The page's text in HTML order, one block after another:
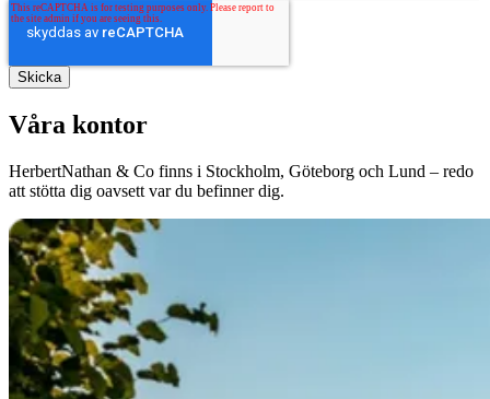
Våra kontor
HerbertNathan & Co finns i Stockholm, Göteborg och Lund – redo
att stötta dig oavsett var du befinner dig.